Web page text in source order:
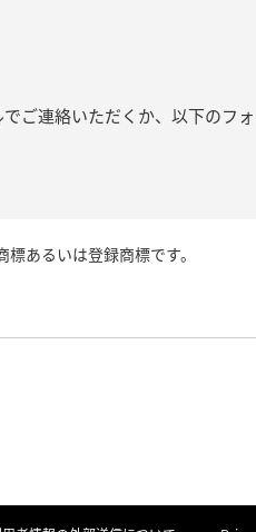
ご連絡いただくか、以下のフ
あるいは登録商標です。